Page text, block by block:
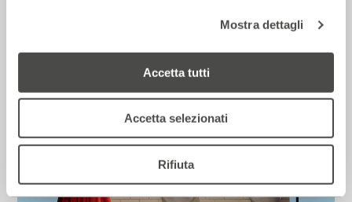
Mostra dettagli
Accetta tutti
Accetta selezionati
Rifiuta